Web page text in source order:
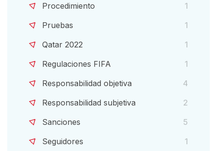
Procedimiento
1
Pruebas
1
Qatar 2022
1
Regulaciones FIFA
1
Responsabilidad objetiva
4
Responsabilidad subjetiva
2
Sanciones
5
Seguidores
1